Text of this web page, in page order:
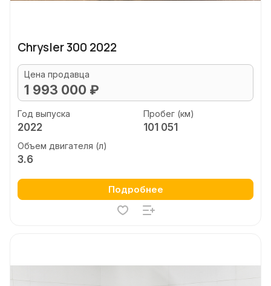
Chrysler 300 2022
Цена продавца
1 993 000 ₽
Год выпуска
2022
Пробег (км)
101 051
Объем двигателя (л)
3.6
Подробнее